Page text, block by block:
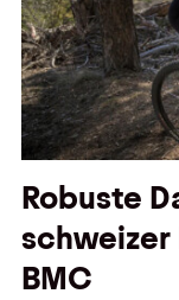
Robuste
schweizer
BMC